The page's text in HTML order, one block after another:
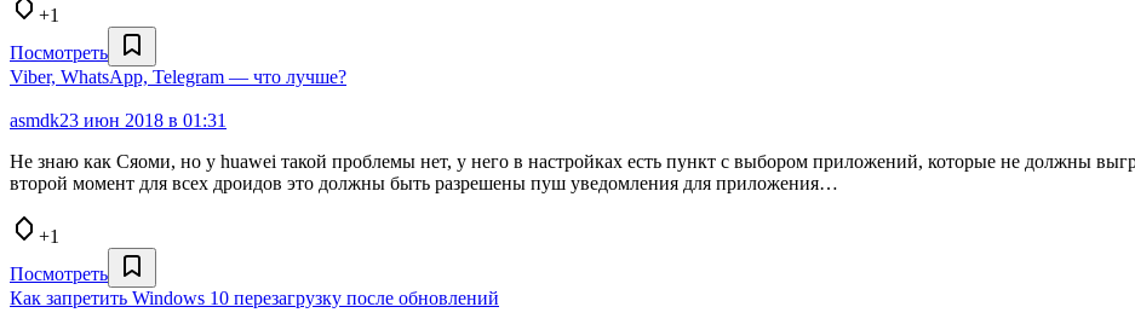
+1
Посмотреть
Viber, WhatsApp, Telegram — что лучше?
asmdk23 июн 2018 в 01:31
Не знаю как Сяоми, но у huawei такой проблемы нет, у него в настройках есть пункт с выбором приложений, которые не должны
второй момент для всех дроидов это должны быть разрешены пуш уведомления для приложения…
+1
Посмотреть
Как запретить Windows 10 перезагрузку после обновлений